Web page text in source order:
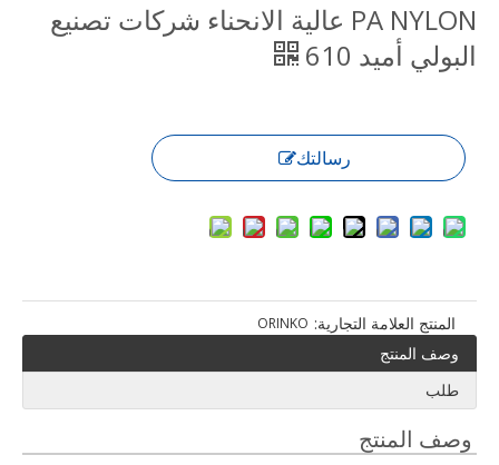
PA NYLON عالية الانحناء شركات تصنيع
البولي أميد 610
رسالتك
المنتج العلامة التجارية: ORINKO
وصف المنتج
طلب
وصف المنتج